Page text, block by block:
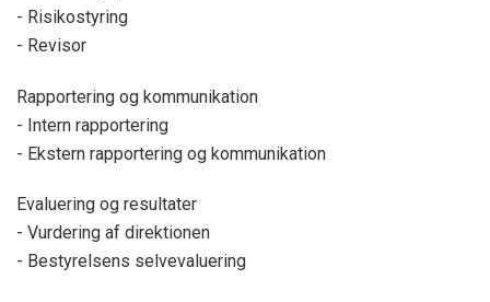
- Risikostyring
- Revisor
Rapportering og kommunikation
- Intern rapportering
- Ekstern rapportering og kommunikation
Evaluering og resultater
- Vurdering af direktionen
- Bestyrelsens selvevaluering